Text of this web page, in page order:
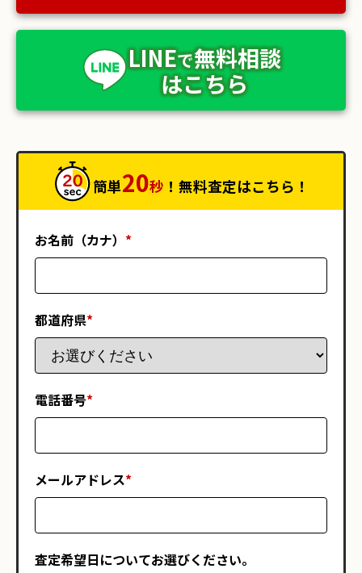
LINEで無料相談
はこちら
簡単20秒 ！無料査定はこちら！
お名前（カナ） *
都道府県*
電話番号*
メールアドレス*
査定希望日についてお選びください。